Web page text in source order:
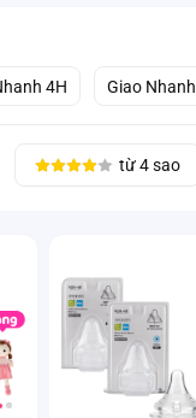
4H Giao Nhanh
từ 4 sao